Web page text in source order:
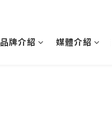
品牌介紹 媒體介紹